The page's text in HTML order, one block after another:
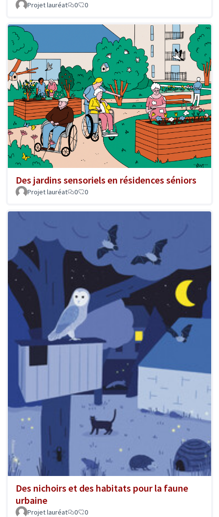
Projet lauréat 0 0
Des jardins sensoriels en résidences séniors
Projet lauréat 0 0
Des nichoirs et des habitats pour la faune
urbaine
Projet lauréat 0 0